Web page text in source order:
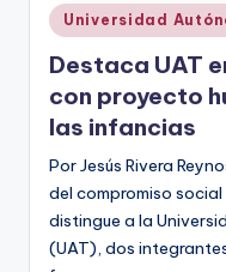
Publicado
en
Universidad
Destaca UAT
con proyecto
las infancias
Por Jesús Rivera
del compromiso
distingue a la
(UAT), dos